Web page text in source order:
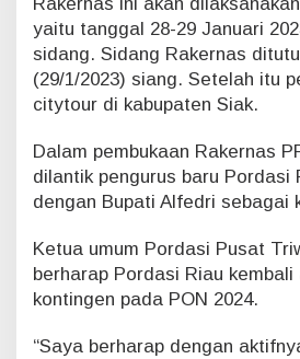
3
,
A
e
r
i
:
m
o
g
P
yaitu tanggal 28-29 Januari
sidang. Sidang Rakernas
(29/1/2023) siang. Setelah itu
citytour di kabupaten Siak.
Dalam pembukaan Rakernas
dilantik pengurus baru Pordasi
dengan Bupati Alfedri sebagai
Ketua umum Pordasi Pusat
berharap Pordasi Riau
kontingen pada PON 2024.
“Saya berharap dengan